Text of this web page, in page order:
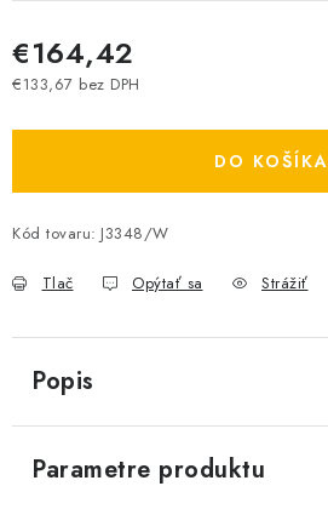
€164,42
€133,67 bez DPH
DO KOŠÍKA
Kód tovaru: J3348/W
Tlač Opýtať sa Strážiť
Popis
Parametre produktu